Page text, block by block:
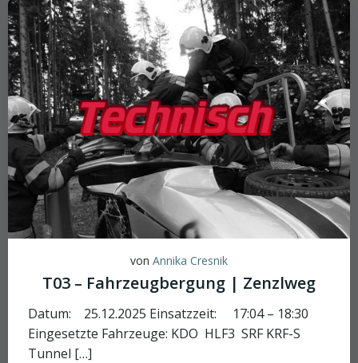
von Annika Cresnik
T03 – Fahrzeugbergung | Zenzlweg
Datum: 25.12.2025 Einsatzzeit: 17:04 – 18:30
Eingesetzte Fahrzeuge: KDO HLF3 SRF KRF-S
Tunnel […]